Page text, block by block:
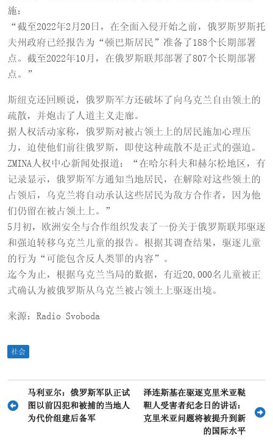
施：
“截至2022年2月20日，在全面入侵开始之前，俄罗斯罗斯托
夫州政府已经报告为“顿巴斯居民”准备了188个长期部署
点。截至2022年10月，在俄罗斯联邦部署了807个长期部署
点。”
斯纽克还回顾说，俄罗斯军方还破坏了向乌克兰自由领土的
疏散，并炮击了人道主义走廊。
据人权活动家称，俄罗斯对被占领土上的居民施加心理压
力，迫使他们前往俄罗斯，即使这种疏散不是正式的强迫。
ZMINA人权中心新闻处报道：“在哈尔科夫和赫尔松地区，有
记录显示，俄罗斯军方通知当地居民，在解除对这些领土的
占领后，乌克兰将自动承认这些居民为敌方合作者，因为他
们仍留在被占领土上。”
5月初，欧洲安全与合作组织发表了一份关于俄罗斯联邦驱逐
和强迫转移乌克兰儿童的报告。根据其调查结果，驱逐儿童
的行为“可能包含反人类罪的内容”。
迄今为止，根据乌克兰当局的数据，有近20,000名儿童被正
式确认为被俄罗斯从乌克兰被占领土上驱逐出境。
来源：Radio Svoboda
社会
章
马利亚尔：俄罗斯军队正试
图以前囚犯和被捕的当地人
为代价组建后备军
泽连斯基在驱逐克里米亚鞑
靼人受害者纪念日的讲话：
克里米亚问题将被提升到新
的国际水平